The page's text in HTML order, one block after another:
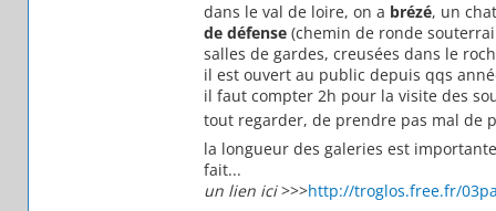
dans le val de loire, on a brézé, un
de défense(chemin de ronde
salles de gardes, creusées dans le
il est ouvert au public depuis qqs
il faut compter 2h pour la visite des
tout regarder, de prendre pas mal de
la longueur des galeries est
fait...
un lien ici>>>http://troglos.free.fr/